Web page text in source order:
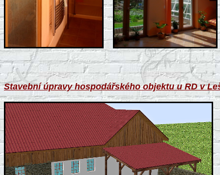
Stavební úpravy hospodářského objektu u RD v